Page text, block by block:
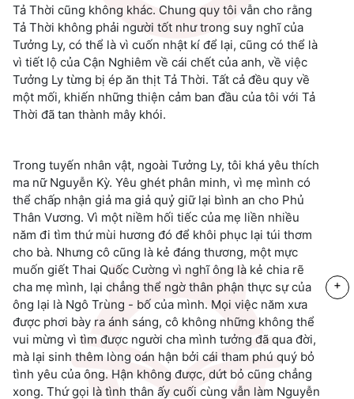
Tả Thời cũng không khác. Chung quy tôi vẫn cho rằng
Tả Thời không phải người tốt như trong suy nghĩ của
Tưởng Ly, có thể là vì cuốn nhật kí để lại, cũng có thể là
vì tiết lộ của Cận Nghiêm về cái chết của anh, về việc
Tưởng Ly từng bị ép ăn thịt Tả Thời. Tất cả đều quy về
một mối, khiến những thiện cảm ban đầu của tôi với Tả
Thời đã tan thành mây khói.
Trong tuyến nhân vật, ngoài Tưởng Ly, tôi khá yêu thích
ma nữ Nguyễn Kỳ. Yêu ghét phân minh, vì mẹ mình có
thể chấp nhận giả ma giả quỷ giữ lại bình an cho Phủ
Thân Vương. Vì một niềm hối tiếc của mẹ liền nhiều
năm đi tìm thứ mùi hương đó để khôi phục lại túi thơm
cho bà. Nhưng cô cũng là kẻ đáng thương, một mực
muốn giết Thai Quốc Cường vì nghĩ ông là kẻ chia rẽ
cha mẹ mình, lại chẳng thể ngờ thân phận thực sự của
ông lại là Ngô Trùng - bố của mình. Mọi việc năm xưa
được phơi bày ra ánh sáng, cô không những không thể
vui mừng vì tìm được người cha mình tưởng đã qua đời,
mà lại sinh thêm lòng oán hận bởi cái tham phú quý bỏ
tình yêu của ông. Hận không được, dứt bỏ cũng chẳng
xong. Thứ gọi là tình thân ấy cuối cùng vẫn làm Nguyễn
+